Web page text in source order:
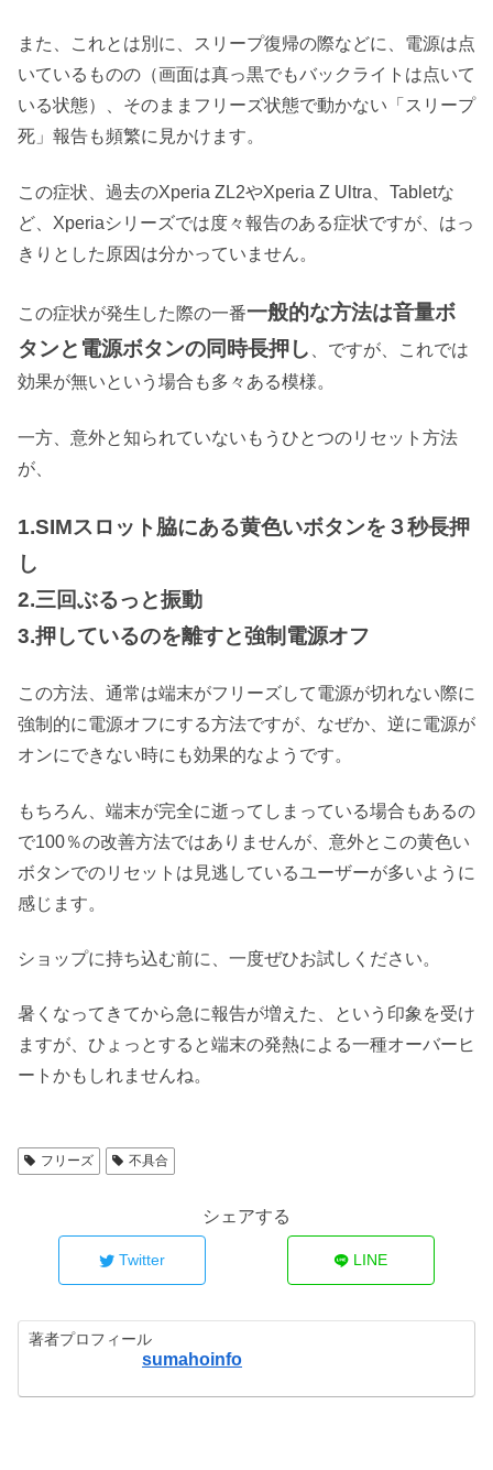
また、これとは別に、スリープ復帰の際などに、電源は点
いているものの（画面は真っ黒でもバックライトは点いて
いる状態）、そのままフリーズ状態で動かない「スリープ
死」報告も頻繁に見かけます。
この症状、過去のXperia ZL2やXperia Z Ultra、Tabletな
ど、Xperiaシリーズでは度々報告のある症状ですが、はっ
きりとした原因は分かっていません。
この症状が発生した際の一番一般的な方法は音量ボ
タンと電源ボタンの同時長押し
、ですが、これでは
効果が無いという場合も多々ある模様。
一方、意外と知られていないもうひとつのリセット方法
が、
1.SIMスロット脇にある黄色いボタンを３秒長押
し
2.三回ぶるっと振動
3.押しているのを離すと強制電源オフ
この方法、通常は端末がフリーズして電源が切れない際に
強制的に電源オフにする方法ですが、なぜか、逆に電源が
オンにできない時にも効果的なようです。
もちろん、端末が完全に逝ってしまっている場合もあるの
で100％の改善方法ではありませんが、意外とこの黄色い
ボタンでのリセットは見逃しているユーザーが多いように
感じます。
ショップに持ち込む前に、一度ぜひお試しください。
暑くなってきてから急に報告が増えた、という印象を受け
ますが、ひょっとすると端末の発熱による一種オーバーヒ
ートかもしれませんね。
フリーズ 不具合
シェアする
Twitter LINE
著者プロフィール
sumahoinfo